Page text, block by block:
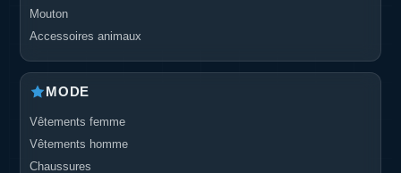
Mouton
Accessoires animaux
MODE
Vêtements femme
Vêtements homme
Chaussures